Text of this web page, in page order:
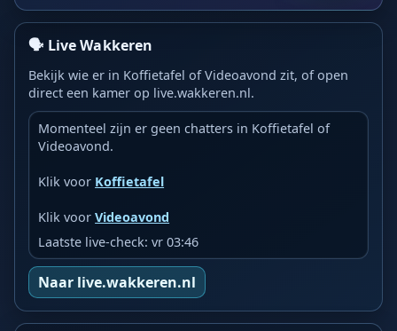
🗣️ Live Wakkeren
Bekijk wie er in Koffietafel of Videoavond zit, of open
direct een kamer op live.wakkeren.nl.
Momenteel zijn er geen chatters in Koffietafel of
Videoavond.
Klik voor Koffietafel
Klik voorVideoavond
Laatste live-check: vr 03:46
Naar live.wakkeren.nl